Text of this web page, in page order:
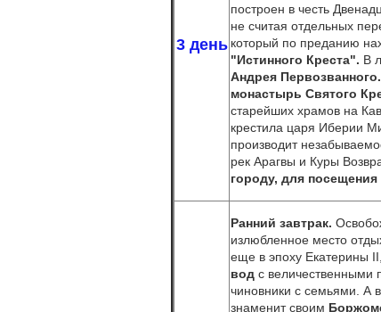
3 день
построен в честь
не считая отдельных
который по преданию
"Истинного Креста". В
Андрея Первозванного.
монастырь Святого
старейших храмов на
крестила царя Иберии
производит
рек Арагвы и Куры
городу, для
Ранний завтрак.
излюбленное место
еще в эпоху Екатерины
вод с величественными
чиновники с семьями. А
знаменит своим